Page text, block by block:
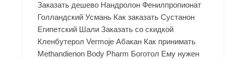
Заказать дешево Нандролон Фенилпропионат
Голландский Усмань Как заказать Сустанон
Египетский Шали Заказать со скидкой
Кленбутерол Vermoje Абакан Как принимать
Methandienon Body Pharm Боготол Ему нужен